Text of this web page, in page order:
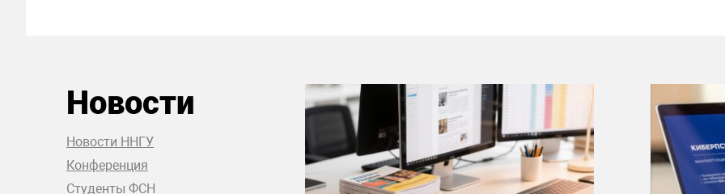
Новости
Новости ННГУ
Конференция
Студенты ФСН